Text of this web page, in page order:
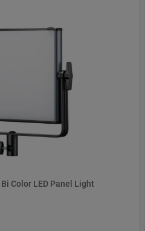
Color LED Panel Light